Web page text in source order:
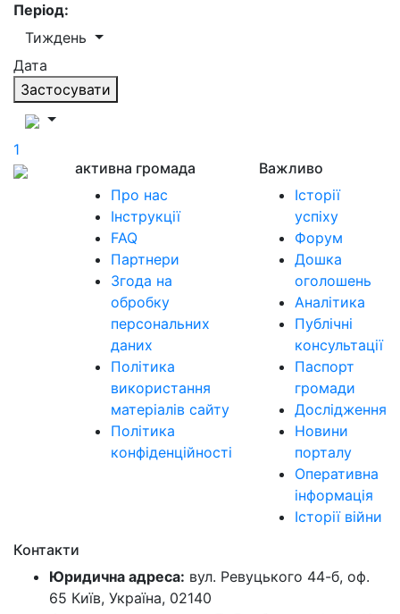
Період:
Тиждень
Дата
Застосувати
1
активна громада
Про нас
Інструкції
FAQ
Партнери
Згода на
обробку
персональних
даних
Політика
використання
матеріалів сайту
Політика
конфіденційності
Важливо
Історії
успіху
Форум
Дошка
оголошень
Аналітика
Публічні
консультації
Паспорт
громади
Дослідження
Новини
порталу
Оперативна
інформація
Історії війни
Контакти
Юридична адреса: вул. Ревуцького 44-б, оф.
65 Київ, Україна, 02140